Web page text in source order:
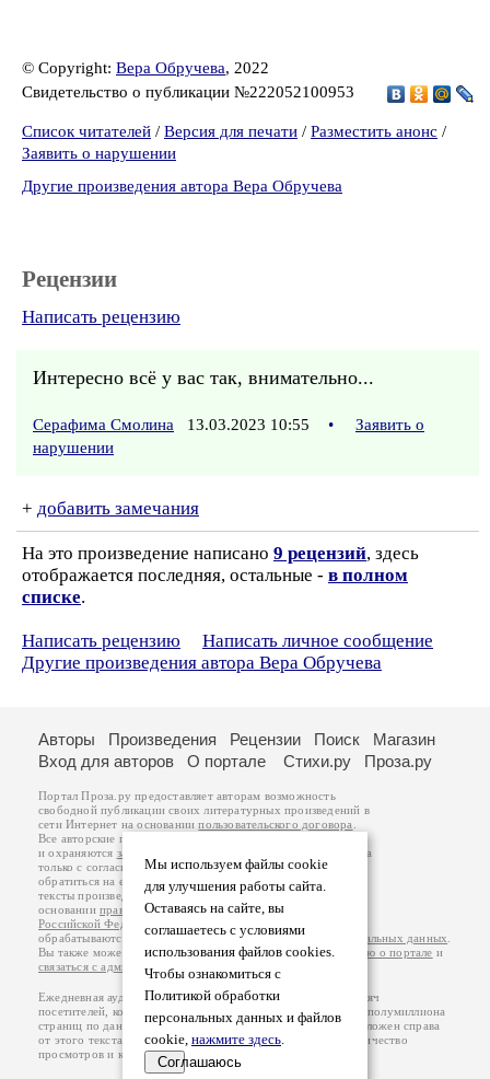
© Copyright: Вера Обручева, 2022
Свидетельство о публикации №222052100953
Список читателей / Версия для печати / Разместить анонс /
Заявить о нарушении
Другие произведения автора Вера Обручева
Рецензии
Написать рецензию
Интересно всё у вас так, внимательно...
Серафима Смолина 13.03.2023 10:55 •
Заявить о
нарушении
+ добавить замечания
На это произведение написано 9 рецензий, здесь
отображается последняя, остальные - в полном
списке.
Написать рецензию
Написать личное сообщение
Другие произведения автора Вера Обручева
Мы используем файлы cookie
для улучшения работы сайта.
Оставаясь на сайте, вы
соглашаетесь с условиями
использования файлов cookies.
Чтобы ознакомиться с
Политикой обработки
персональных данных и файлов
cookie, нажмите здесь.
Соглашаюсь
Авторы Произведения Рецензии Поиск
Магазин
Вход для авторов
О портале Стихи.ру Проза.ру
Портал Проза.ру предоставляет авторам возможность
свободной публикации своих литературных произведений в
сети Интернет на основаниипользовательского договора
Все авторские права на произведения принадлежат авторам
и охраняются законом
. Перепечатка произведений возможна
только с согласия его автора, к которому вы можете
обратиться на его авторской странице. Ответственность за
тексты произведений авторы несут самостоятельно на
основанииправил публикацииизаконодательства
Российской Федерации
обрабатываются на основанииПолитики обработки персональных данных
Вы также можете посмотреть более подробнуюинформацию о портале и
связаться с администрацией
Ежедневная аудитория портала Проза.ру – порядка 100 тысяч
посетителей, которые в общей сумме просматривают более полумиллиона
страниц по данным счетчика посещаемости, который расположен справа
от этого текста. В каждой графе указано по две цифры: количество
просмотров и количество посетителей.